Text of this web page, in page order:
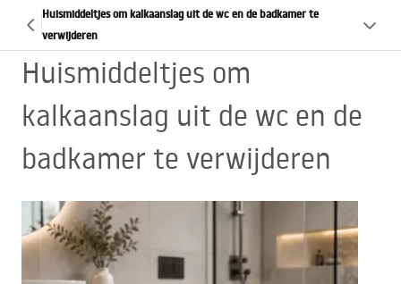
Huismiddeltjes om kalkaanslag uit de wc en de badkamer te
verwijderen
Huismiddeltjes om
kalkaanslag uit de wc en de
badkamer te verwijderen